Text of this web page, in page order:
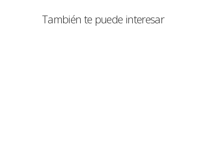
También te puede interesar